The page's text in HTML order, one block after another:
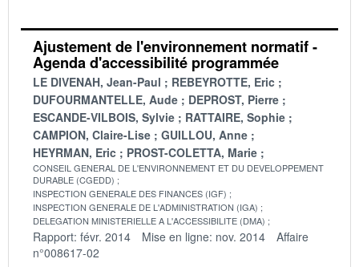
Ajustement de l'environnement normatif -
Agenda d'accessibilité programmée
LE DIVENAH, Jean-Paul
REBEYROTTE, Eric
DUFOURMANTELLE, Aude
DEPROST, Pierre
ESCANDE-VILBOIS, Sylvie
RATTAIRE, Sophie
CAMPION, Claire-Lise
GUILLOU, Anne
HEYRMAN, Eric
PROST-COLETTA, Marie
CONSEIL GENERAL DE L'ENVIRONNEMENT ET DU DEVELOPPEMENT
DURABLE (CGEDD)
INSPECTION GENERALE DES FINANCES (IGF)
INSPECTION GENERALE DE L'ADMINISTRATION (IGA)
DELEGATION MINISTERIELLE A L'ACCESSIBILITE (DMA)
Rapport: févr. 2014 Mise en ligne: nov. 2014
Affaire
n°008617-02